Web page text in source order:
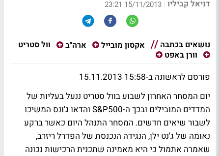
דניאל קביליו |
15/11/2013 23:21
נושאים בכתבה אקסון מובייל ארה"ב
וול סטריט
וורן באפט
פורסם לראשונה ב-15:58 15.11.2013
יום המסחר האחרון לשבוע בוול סטריט ננעל בעליות של
המדדים המובילים ובכך ה-S&P500 והדאו ג'ונס המשיכו
לשבור שיאים חדשים. המסחר התנהל היום כאשר ברקע
נאומה של ג'נט ילן, הנגידה הנכנסת של הפדרל ריזרב,
שאמרה אתמול כי היא מאמינה שתכנית הרכישות נכונה